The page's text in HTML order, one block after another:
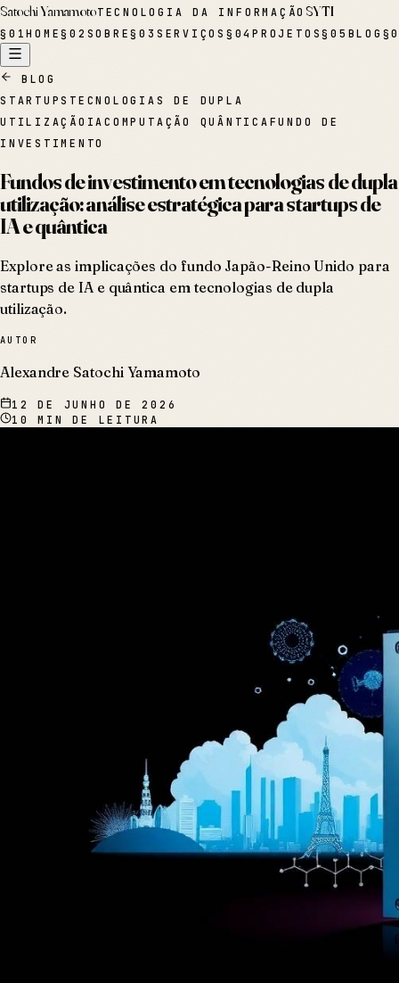
Satochi YamamotoTECNOLOGIA DA INFORMAÇÃOSYTI
§ 01HOME§02 SOBRE§03 SERVIÇOS § 04PROJETOS§05 BLOG §
BLOG
STARTUPS TECNOLOGIAS DE DUPLA
UTILIZAÇÃO IACOMPUTAÇÃO QUÂNTICA FUNDO DE
INVESTIMENTO
Fundos de investimento em tecnologias de dupla
utilização: análise estratégica para startups de
IA e quântica
Explore as implicações do fundo Japão-Reino Unido para
startups de IA e quântica em tecnologias de dupla
utilização.
AUTOR
Alexandre Satochi Yamamoto
12 DE JUNHO DE 2026
10
MIN DE LEITURA